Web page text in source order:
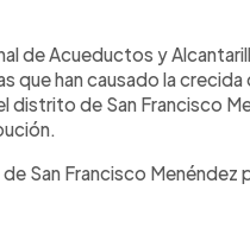
de Acueductos y
que han causado la crecida
distrito de San Francisco
San Francisco